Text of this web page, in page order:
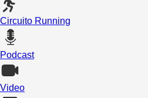
Circuito Running
Podcast
Video